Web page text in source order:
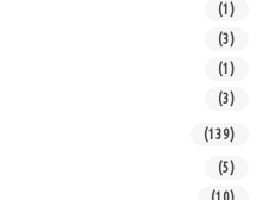
(1)
(3)
(1)
(3)
(139)
(5)